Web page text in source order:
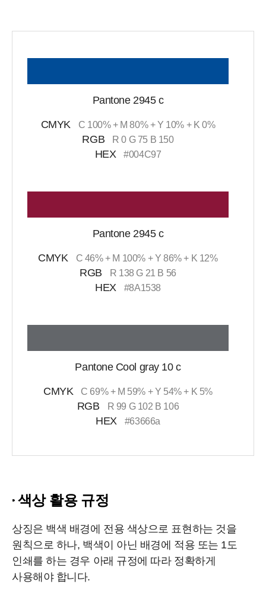
Pantone 2945 c
CMYK C 100% + M 80% + Y 10% + K 0%
RGB R 0 G 75 B 150
HEX #004C97
Pantone 2945 c
CMYK C 46% + M 100% + Y 86% + K 12%
RGB R 138 G 21 B 56
HEX #8A1538
Pantone Cool gray 10 c
CMYK C 69% + M 59% + Y 54% + K 5%
RGB R 99 G 102 B 106
HEX #63666a
색상 활용 규정
상징은 백색 배경에 전용 색상으로 표현하는 것을
원칙으로 하나, 백색이 아닌 배경에 적용 또는 1도
인쇄를 하는 경우 아래 규정에 따라 정확하게
사용해야 합니다.